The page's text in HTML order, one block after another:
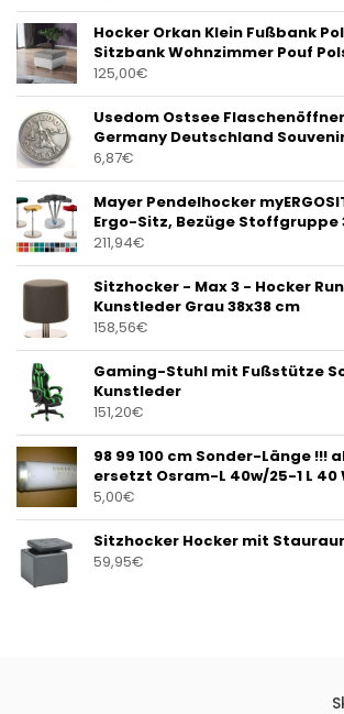
Hocker Orkan Klein Fußbank
Sitzbank Wohnzimmer Pouf
125,00€
Usedom Ostsee
Germany Deutschland
6,87€
Mayer Pendelhocker
Ergo-Sitz, Bezüge Stoffgruppe
211,94€
Sitzhocker - Max 3 - Hocker
Kunstleder Grau 38x38 cm
158,56€
Gaming-Stuhl mit Fußstütze
Kunstleder
151,20€
98 99 100 cm Sonder-Länge !!!
ersetzt Osram-L 40w/25-1 L 40
5,00€
Sitzhocker Hocker mit
59,95€